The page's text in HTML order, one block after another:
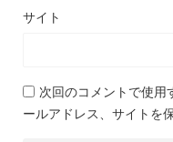
サイト
次回のコメントで使用
ールアドレス、サイトを